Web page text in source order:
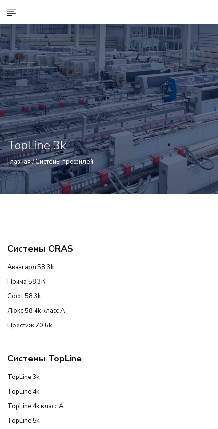
TopLine 3k
Главная/Системы профилей
Системы ORAS
Авангард 58 3k
Прима 58 3К
Софт 58 3k
Люкс 58 4k класс А
Престиж 70 5k
Системы TopLine
TopLine 3k
TopLine 4k
TopLine 4k класс А
TopLine 5k